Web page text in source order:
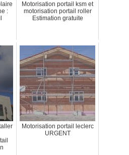
:
Motorisation portail ksm et
motorisation portail roller
Estimation gratuite
Motorisation portail leclerc
URGENT